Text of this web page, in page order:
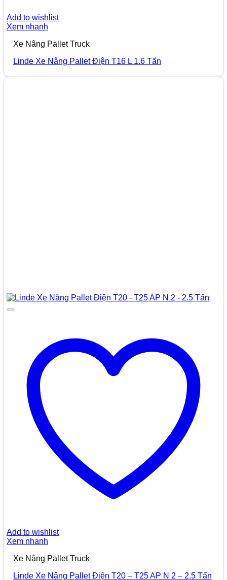
Add to wishlist
Xem nhanh
Xe Nâng Pallet Truck
Linde Xe Nâng Pallet Điện T16 L 1.6 Tấn
Add to wishlist
Xem nhanh
Xe Nâng Pallet Truck
Linde Xe Nâng Pallet Điện T20 – T25 AP N 2 – 2.5 Tấn